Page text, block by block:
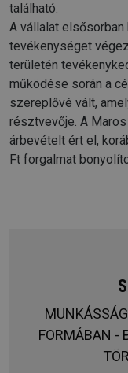
található.
A vállalat
tevékenységet
területén
működése során a
szereplővé vált,
résztvevője. A
árbevételt ért el,
Ft forgalmat
FORMÁBAN -